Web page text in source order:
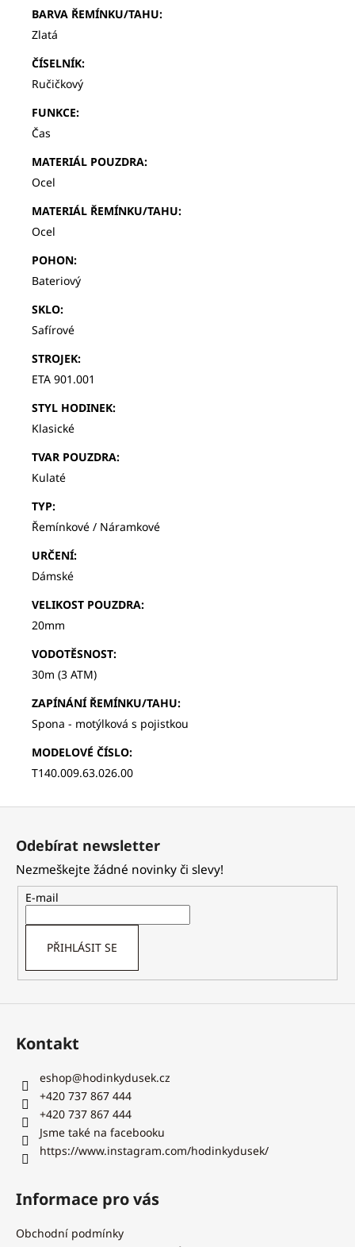
BARVA ŘEMÍNKU/TAHU:
Zlatá
ČÍSELNÍK:
Ručičkový
FUNKCE:
Čas
MATERIÁL POUZDRA:
Ocel
MATERIÁL ŘEMÍNKU/TAHU:
Ocel
POHON:
Bateriový
SKLO:
Safírové
STROJEK:
ETA 901.001
STYL HODINEK:
Klasické
TVAR POUZDRA:
Kulaté
TYP:
Řemínkové / Náramkové
URČENÍ:
Dámské
VELIKOST POUZDRA:
20mm
VODOTĚSNOST:
30m (3 ATM)
ZAPÍNÁNÍ ŘEMÍNKU/TAHU:
Spona - motýlková s pojistkou
MODELOVÉ ČÍSLO:
T140.009.63.026.00
Z
Odebírat newsletter
Nezmeškejte žádné novinky či slevy!
E-mail
PŘIHLÁSIT SE
Kontakt
eshop@hodinkydusek.cz
+420 737 867 444
+420 737 867 444
Jsme také na facebooku
https://www.instagram.com/hodinkydusek/
Informace pro vás
Obchodní podmínky